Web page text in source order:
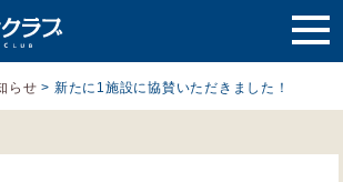
らせ > 新たに1施設に協賛いただきました！